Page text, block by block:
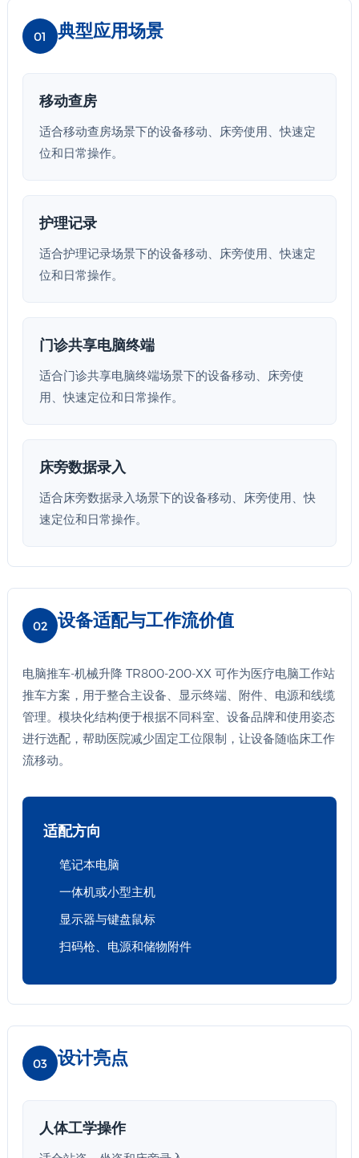
01 典型应用场景
移动查房
适合移动查房场景下的设备移动、床旁使用、快速定
位和日常操作。
护理记录
适合护理记录场景下的设备移动、床旁使用、快速定
位和日常操作。
门诊共享电脑终端
适合门诊共享电脑终端场景下的设备移动、床旁使
用、快速定位和日常操作。
床旁数据录入
适合床旁数据录入场景下的设备移动、床旁使用、快
速定位和日常操作。
02 设备适配与工作流价值
电脑推车-机械升降 TR800-200-XX 可作为医疗电脑工作站
推车方案，用于整合主设备、显示终端、附件、电源和线缆
管理。模块化结构便于根据不同科室、设备品牌和使用姿态
进行选配，帮助医院减少固定工位限制，让设备随临床工作
流移动。
适配方向
笔记本电脑
一体机或小型主机
显示器与键盘鼠标
扫码枪、电源和储物附件
03 设计亮点
人体工学操作